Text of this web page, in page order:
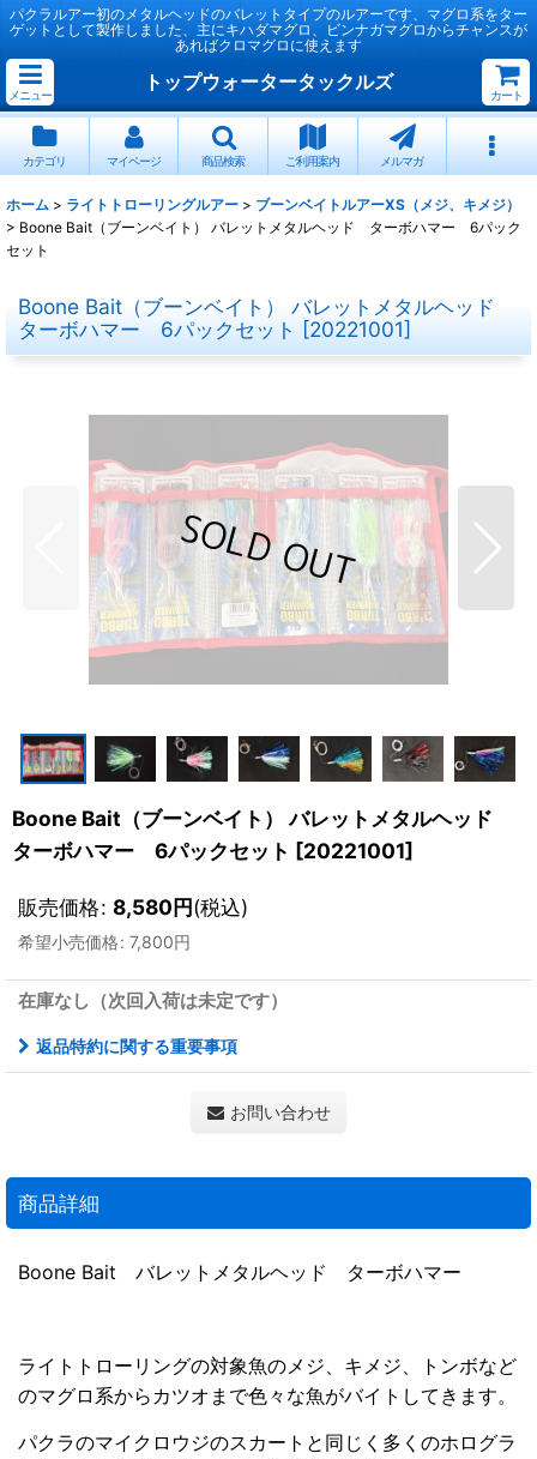
パクラルアー初のメタルヘッドのバレットタイプのルアーです、マグロ系をター
ゲットとして製作しました、主にキハダマグロ、ビンナガマグロからチャンスが
あればクロマグロに使えます
メニュー
トップウォータータックルズ
カート
カテゴリ マイページ 商品検索 ご利用案内 メルマガ
ホーム > ライトトローリングルアー > ブーンベイトルアーXS（メジ、キメジ）
> Boone Bait（ブーンベイト） バレットメタルヘッド ターボハマー 6パック
セット
Boone Bait（ブーンベイト） バレットメタルヘッド
ターボハマー 6パックセット [20221001]
Boone Bait（ブーンベイト） バレットメタルヘッド
ターボハマー 6パックセット [20221001]
販売価格: 8,580円(税込)
希望小売価格: 7,800円
在庫なし（次回入荷は未定です）
返品特約に関する重要事項
お問い合わせ
商品詳細
Boone Bait バレットメタルヘッド ターボハマー
ライトトローリングの対象魚のメジ、キメジ、トンボなど
のマグロ系からカツオまで色々な魚がバイトしてきます。
パクラのマイクロウジのスカートと同じく多くのホログラ